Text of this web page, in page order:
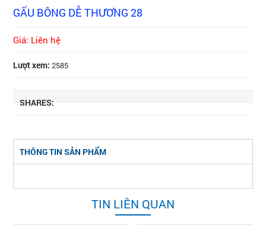
GẤU BÔNG DỄ THƯƠNG 28
Giá: Liên hệ
Lượt xem: 2585
SHARES:
THÔNG TIN SẢN PHẨM
TIN LIÊN QUAN